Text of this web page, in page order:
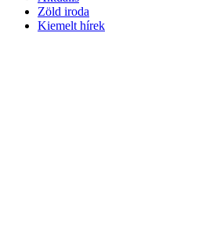
Zöld iroda
Kiemelt hírek